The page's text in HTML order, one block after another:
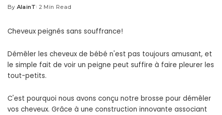
Posted
By AlainT 2 Min Read
Cheveux peignés sans souffrance!
Démêler les cheveux de bébé n'est pas toujours amusant, et
le simple fait de voir un peigne peut suffire à faire pleurer les
tout-petits.
C'est pourquoi nous avons conçu notre brosse pour démêler
vos cheveux. Grâce à une construction innovante associant